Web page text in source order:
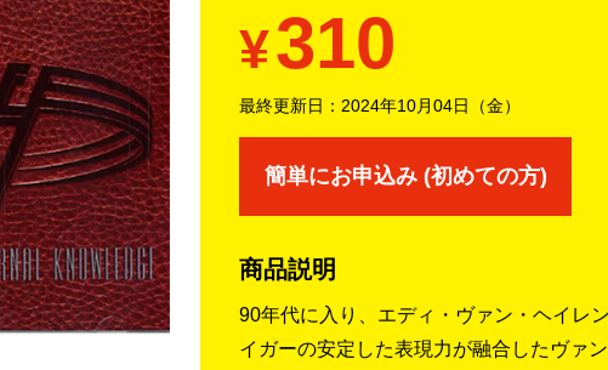
¥310
最終更新日： 2024年10月04日（金）
簡単にお申込み (初めての方)
商品説明
90年代に入り、エディ・ヴァン・ヘイレ
イガーの安定した表現力が融合したヴァ